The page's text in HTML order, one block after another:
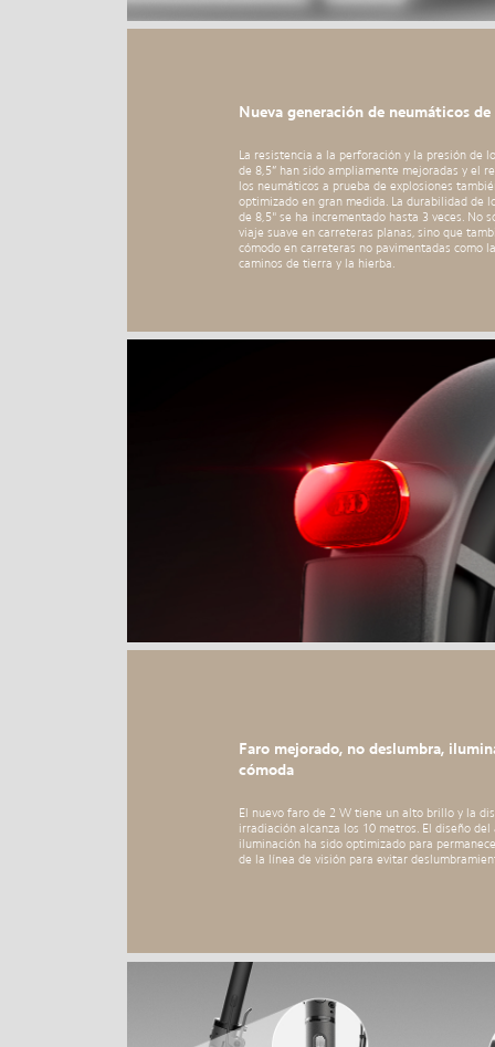
Nueva generación de neumáticos de
La resistencia a la perforación y la presión de
de 8,5” han sido ampliamente mejoradas y el
los neumáticos a prueba de explosiones
optimizado en gran medida. La durabilidad de
de 8,5" se ha incrementado hasta 3 veces. No
viaje suave en carreteras planas, sino que
cómodo en carreteras no pavimentadas como
caminos de tierra y la hierba.
Faro mejorado, no deslumbra,
cómoda
El nuevo faro de 2 W tiene un alto brillo y la
irradiación alcanza los 10 metros. El diseño del
iluminación ha sido optimizado para
de la línea de visión para evitar